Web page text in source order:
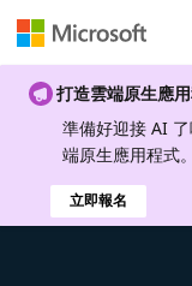
打造雲端原生應
準備好迎接 AI
端原生應用程式。
立即報名